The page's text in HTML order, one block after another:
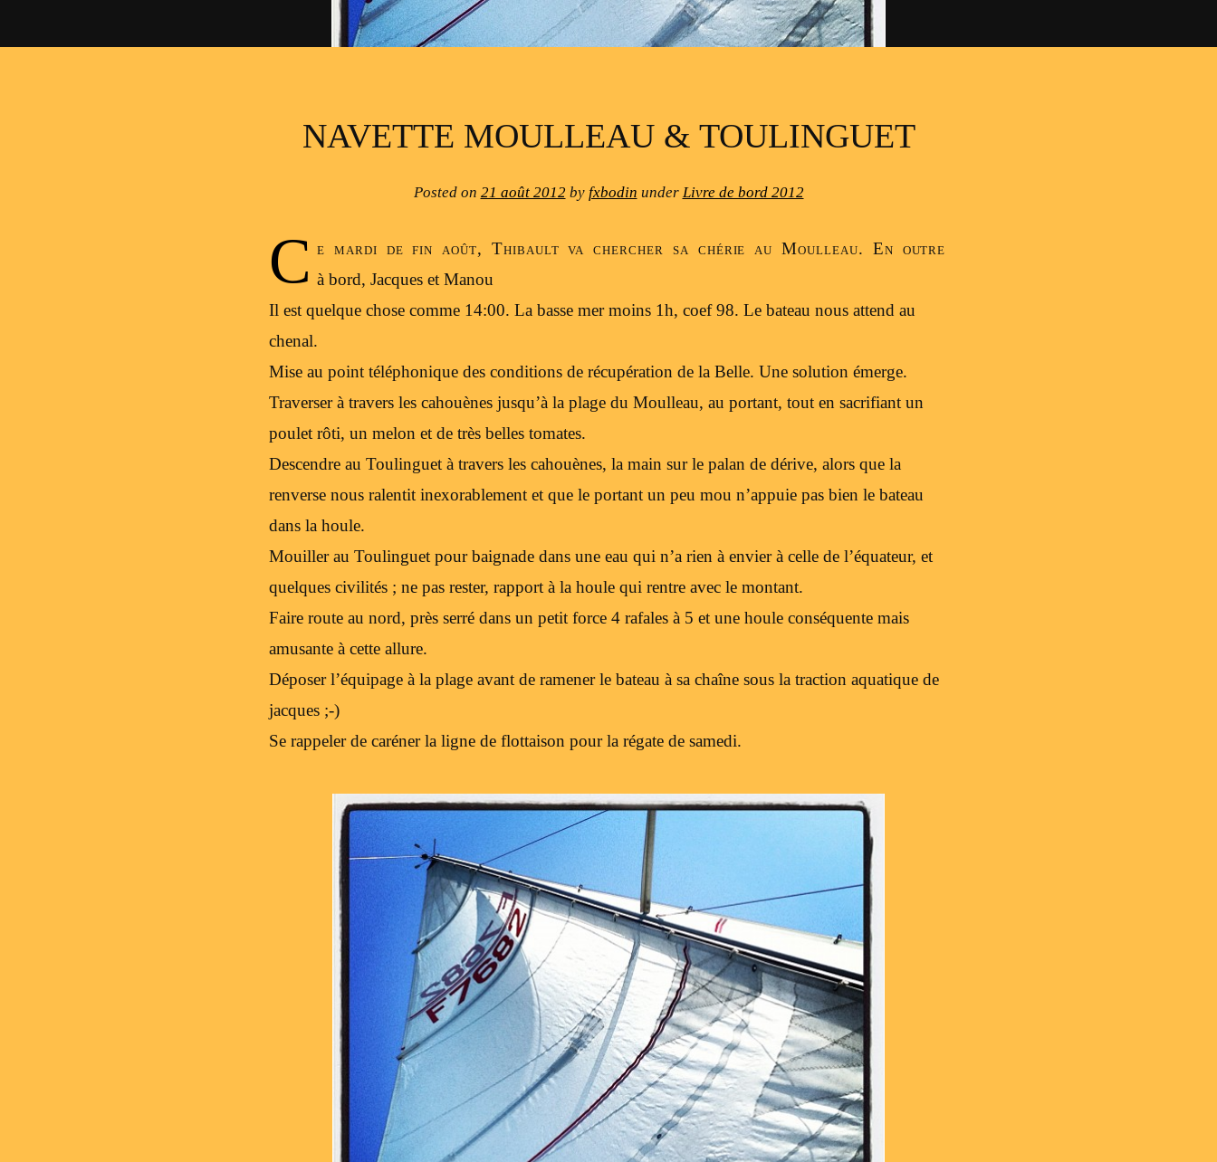
NAVETTE MOULLEAU & TOULINGUET
Posted on 21 août 2012 by fxbodin under Livre de bord 2012
C e mardi de fin août, Thibault va chercher sa chérie au Moulleau. En outre
à bord, Jacques et Manou
Il est quelque chose comme 14:00. La basse mer moins 1h, coef 98. Le bateau nous attend au
chenal.
Mise au point téléphonique des conditions de récupération de la Belle. Une solution émerge.
Traverser à travers les cahouènes jusqu’à la plage du Moulleau, au portant, tout en sacrifiant un
poulet rôti, un melon et de très belles tomates.
Descendre au Toulinguet à travers les cahouènes, la main sur le palan de dérive, alors que la
renverse nous ralentit inexorablement et que le portant un peu mou n’appuie pas bien le bateau
dans la houle.
Mouiller au Toulinguet pour baignade dans une eau qui n’a rien à envier à celle de l’équateur, et
quelques civilités ; ne pas rester, rapport à la houle qui rentre avec le montant.
Faire route au nord, près serré dans un petit force 4 rafales à 5 et une houle conséquente mais
amusante à cette allure.
Déposer l’équipage à la plage avant de ramener le bateau à sa chaîne sous la traction aquatique de
jacques ;-)
Se rappeler de caréner la ligne de flottaison pour la régate de samedi.